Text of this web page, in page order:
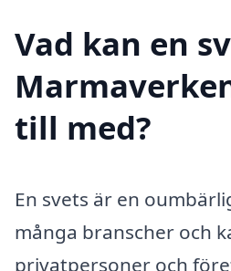
Vad kan en
till med?
En svets är en
många branscher och
privatpersoner och